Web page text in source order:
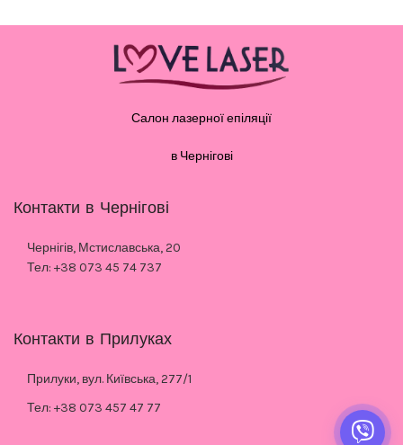
Салон лазерної епіляції
в Чернігові
Контакти в Чернігові
Чернігів, Мстиславська, 20
Тел: +38 073 45 74 737
Контакти в Прилуках
Прилуки, вул. Київська, 277/1
Тел: +38 073 457 47 77